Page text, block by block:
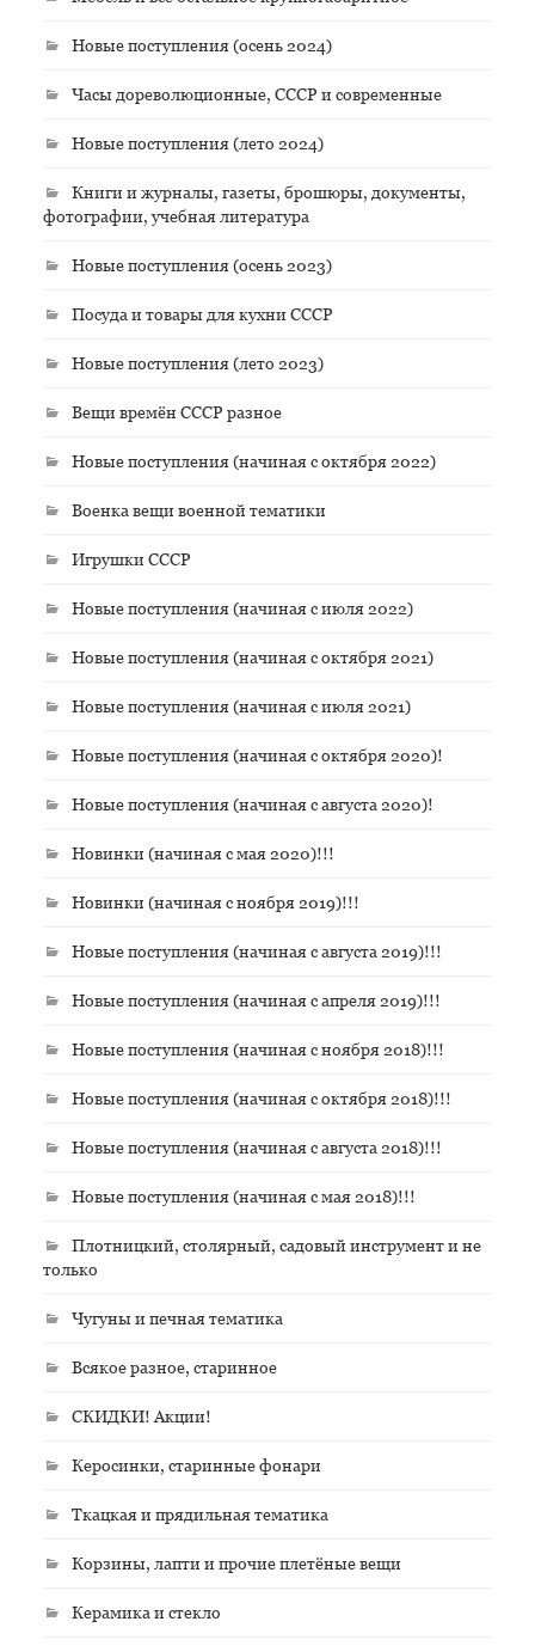
Новые поступления (осень 2024)
Часы дореволюционные, СССР и современные
Новые поступления (лето 2024)
Книги и журналы, газеты, брошюры, документы,
фотографии, учебная литература
Новые поступления (осень 2023)
Посуда и товары для кухни СССР
Новые поступления (лето 2023)
Вещи времён СССР разное
Новые поступления (начиная с октября 2022)
Военка вещи военной тематики
Игрушки СССР
Новые поступления (начиная с июля 2022)
Новые поступления (начиная с октября 2021)
Новые поступления (начиная с июля 2021)
Новые поступления (начиная с октября 2020)!
Новые поступления (начиная с августа 2020)!
Новинки (начиная с мая 2020)!!!
Новинки (начиная с ноября 2019)!!!
Новые поступления (начиная с августа 2019)!!!
Новые поступления (начиная с апреля 2019)!!!
Новые поступления (начиная с ноября 2018)!!!
Новые поступления (начиная с октября 2018)!!!
Новые поступления (начиная с августа 2018)!!!
Новые поступления (начиная с мая 2018)!!!
Плотницкий, столярный, садовый инструмент и не
только
Чугуны и печная тематика
Всякое разное, старинное
СКИДКИ! Акции!
Керосинки, старинные фонари
Ткацкая и прядильная тематика
Корзины, лапти и прочие плетёные вещи
Керамика и стекло